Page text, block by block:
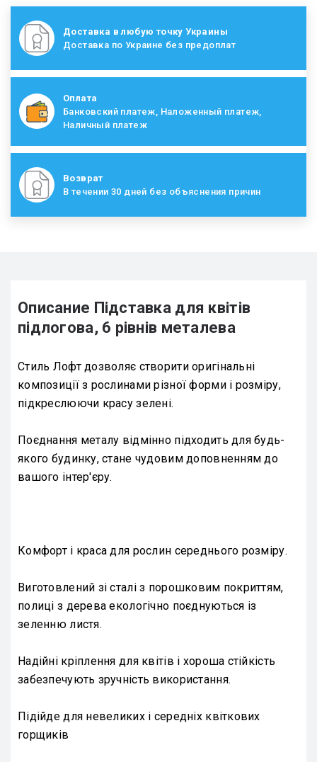
Доставка в любую точку Украины
Доставка по Украине без предоплат
Оплата
Банковский платеж, Наложенный платеж,
Наличный платеж
Возврат
В течении 30 дней без объяснения причин
Описание Підставка для квітів
підлогова, 6 рівнів металева
Стиль Лофт дозволяє створити оригінальні
композиції з рослинами різної форми і розміру,
підкреслюючи красу зелені.
Поєднання металу відмінно підходить для будь-
якого будинку, стане чудовим доповненням до
вашого інтер'єру.
Комфорт і краса для рослин середнього розміру.
Виготовлений зі сталі з порошковим покриттям,
полиці з дерева екологічно поєднуються із
зеленню листя.
Надійні кріплення для квітів і хороша стійкість
забезпечують зручність використання.
Підійде для невеликих і середніх квіткових
горщиків